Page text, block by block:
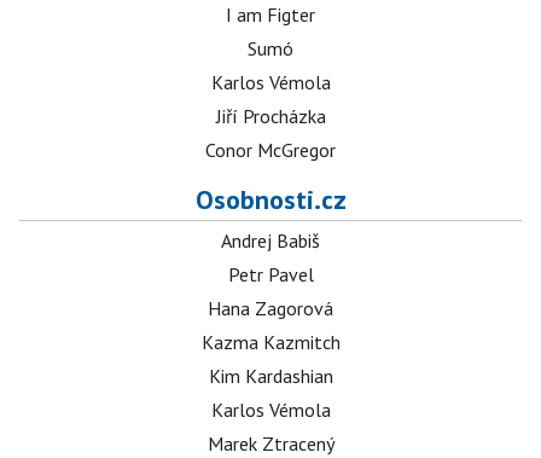
I am Figter
Sumó
Karlos Vémola
Jiří Procházka
Conor McGregor
Osobnosti.cz
Andrej Babiš
Petr Pavel
Hana Zagorová
Kazma Kazmitch
Kim Kardashian
Karlos Vémola
Marek Ztracený